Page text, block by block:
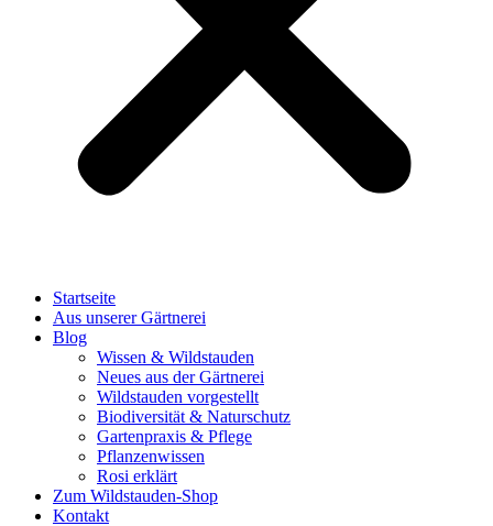
Startseite
Aus unserer Gärtnerei
Blog
Wissen & Wildstauden
Neues aus der Gärtnerei
Wildstauden vorgestellt
Biodiversität & Naturschutz
Gartenpraxis & Pflege
Pflanzenwissen
Rosi erklärt
Zum Wildstauden-Shop
Kontakt